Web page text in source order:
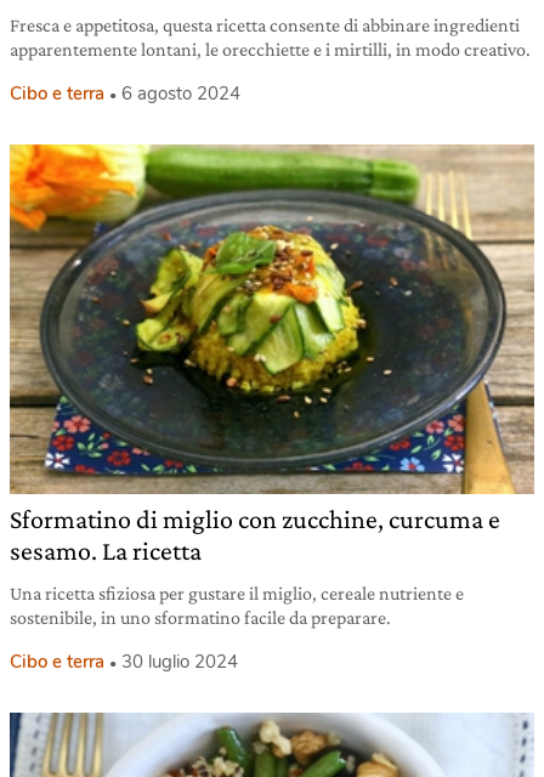
Fresca e appetitosa, questa ricetta consente di abbinare ingredienti
apparentemente lontani, le orecchiette e i mirtilli, in modo creativo.
Cibo e terra 6 agosto 2024
Sformatino di miglio con zucchine, curcuma e
sesamo. La ricetta
Una ricetta sfiziosa per gustare il miglio, cereale nutriente e
sostenibile, in uno sformatino facile da preparare.
Cibo e terra 30 luglio 2024